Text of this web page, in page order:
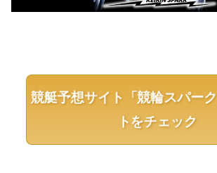
競艇予想サイト「競輪スパー
トをチェック